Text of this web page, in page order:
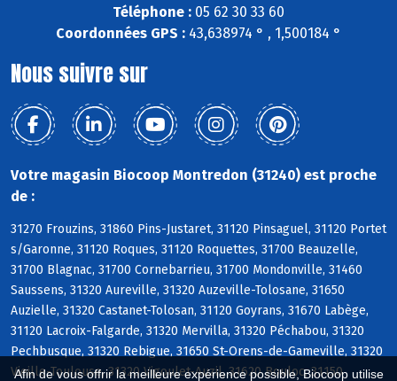
Afin de vous offrir la meilleure expérience possible, Biocoop utilise
Téléphone : 05 62 30 33 60
Coordonnées GPS : 43,638974 ° , 1,500184 °
Nous suivre sur
Votre magasin Biocoop Montredon (31240) est proche
de :
31270 Frouzins, 31860 Pins-Justaret, 31120 Pinsaguel, 31120 Portet
s/Garonne, 31120 Roques, 31120 Roquettes, 31700 Beauzelle,
31700 Blagnac, 31700 Cornebarrieu, 31700 Mondonville, 31460
Saussens, 31320 Aureville, 31320 Auzeville-Tolosane, 31650
Auzielle, 31320 Castanet-Tolosan, 31120 Goyrans, 31670 Labège,
31120 Lacroix-Falgarde, 31320 Mervilla, 31320 Péchabou, 31320
Pechbusque, 31320 Rebigue, 31650 St-Orens-de-Gameville, 31320
Vieille-Toulouse, 31320 Vigoulet-Auzil, 31620 Bouloc, 31150